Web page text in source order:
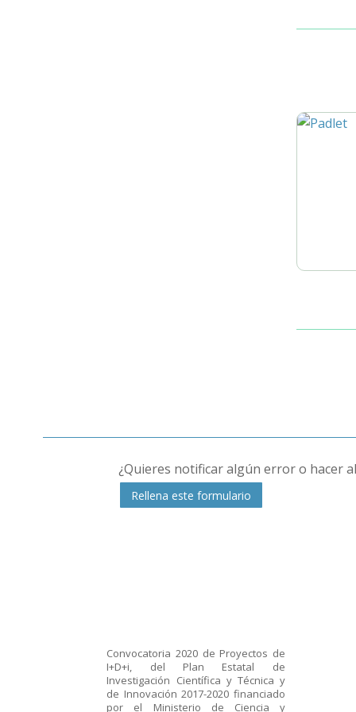
¿Quieres notificar algún error o hacer
Rellena este formulario
Convocatoria 2020 de Proyectos de
I+D+i, del Plan Estatal de
Investigación Científica y Técnica y
de Innovación 2017-2020 financiado
por el Ministerio de Ciencia y